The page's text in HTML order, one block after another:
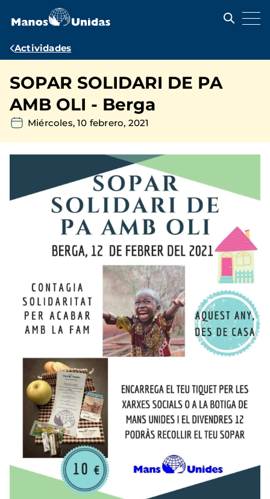
contenido
Ruta
navegación
Actividades
SOPAR SOLIDARI DE PA
AMB OLI - Berga
Miércoles, 10 febrero, 2021